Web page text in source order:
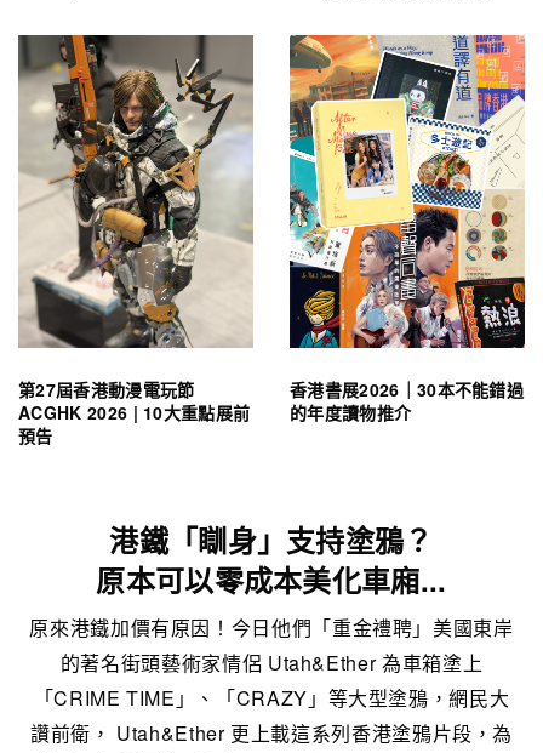
第27屆香港動漫電玩節
ACGHK 2026 | 10大重點展前
預告
香港書展2026｜30本不能錯過
的年度讀物推介
港鐵「瞓身」支持塗鴉？
原本可以零成本美化車廂...
原來港鐵加價有原因！今日他們「重金禮聘」美國東岸
的著名街頭藝術家情侶 Utah&Ether 為車箱塗上
「CRIME TIME」、「CRAZY」等大型塗鴉，網民大
讚前衛， Utah&Ether 更上載這系列香港塗鴉片段，為